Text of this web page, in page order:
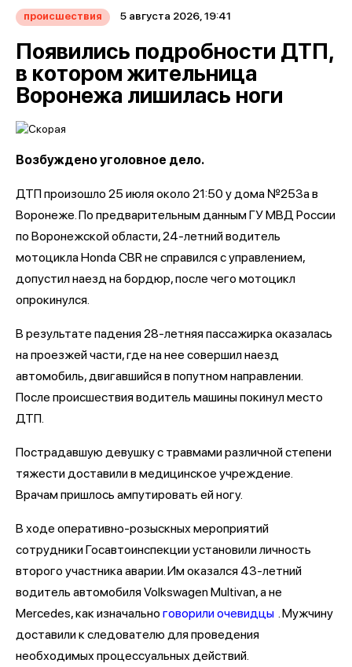
происшествия 5 августа 2026, 19:41
Появились подробности ДТП,
в котором жительница
Воронежа лишилась ноги
Возбуждено уголовное дело.
ДТП произошло 25 июля около 21:50 у дома №253а в
Воронеже. По предварительным данным ГУ МВД России
по Воронежской области, 24-летний водитель
мотоцикла Honda CBR не справился с управлением,
допустил наезд на бордюр, после чего мотоцикл
опрокинулся.
В результате падения 28-летняя пассажирка оказалась
на проезжей части, где на нее совершил наезд
автомобиль, двигавшийся в попутном направлении.
После происшествия водитель машины покинул место
ДТП.
Пострадавшую девушку с травмами различной степени
тяжести доставили в медицинское учреждение.
Врачам пришлось ампутировать ей ногу.
В ходе оперативно-розыскных мероприятий
сотрудники Госавтоинспекции установили личность
второго участника аварии. Им оказался 43-летний
водитель автомобиля Volkswagen Multivan, а не
Mercedes, как изначально говорили очевидцы . Мужчину
доставили к следователю для проведения
необходимых процессуальных действий.